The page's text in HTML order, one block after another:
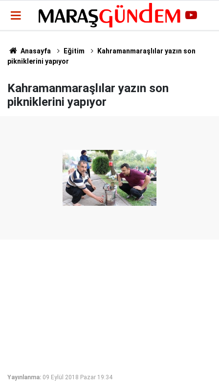
Anasayfa Eğitim
Kahramanmaraşlılar yazın son
pikniklerini yapıyor
Kahramanmaraşlılar yazın son
pikniklerini yapıyor
Yayınlanma: 09 Eylül 2018 Pazar 19:34